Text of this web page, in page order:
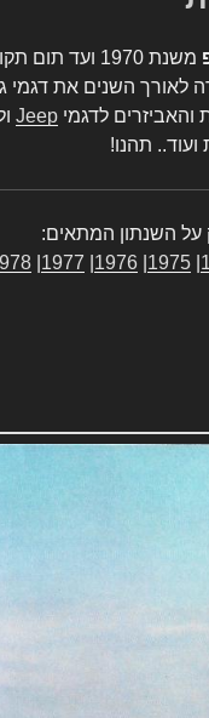
משנת 1970
לאורך השנים את
והאביזרים לדגמי Jeep
תהנו!
על השנתון המתאים:
1975
1976
1977